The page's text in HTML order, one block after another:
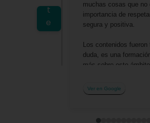
muchas cosas que
importancia de
segura y positiva.
Los contenidos
duda, es una
más sobre este
Ver en Google